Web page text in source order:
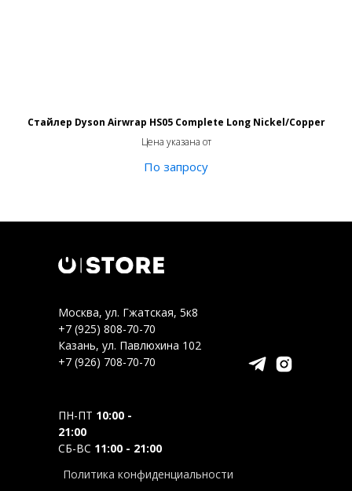
Стайлер Dyson Airwrap HS05 Complete Long Nickel/Copper
Цена указана от
Москва, ул. Гжатская, 5к8
+7 (925) 808-70-70
Казань, ул. Павлюхина 102
+7 (926) 708-70-70
ПН-ПТ 10:00 -
21:00
СБ-ВС 11:00 - 21:00
Политика конфиденциальности